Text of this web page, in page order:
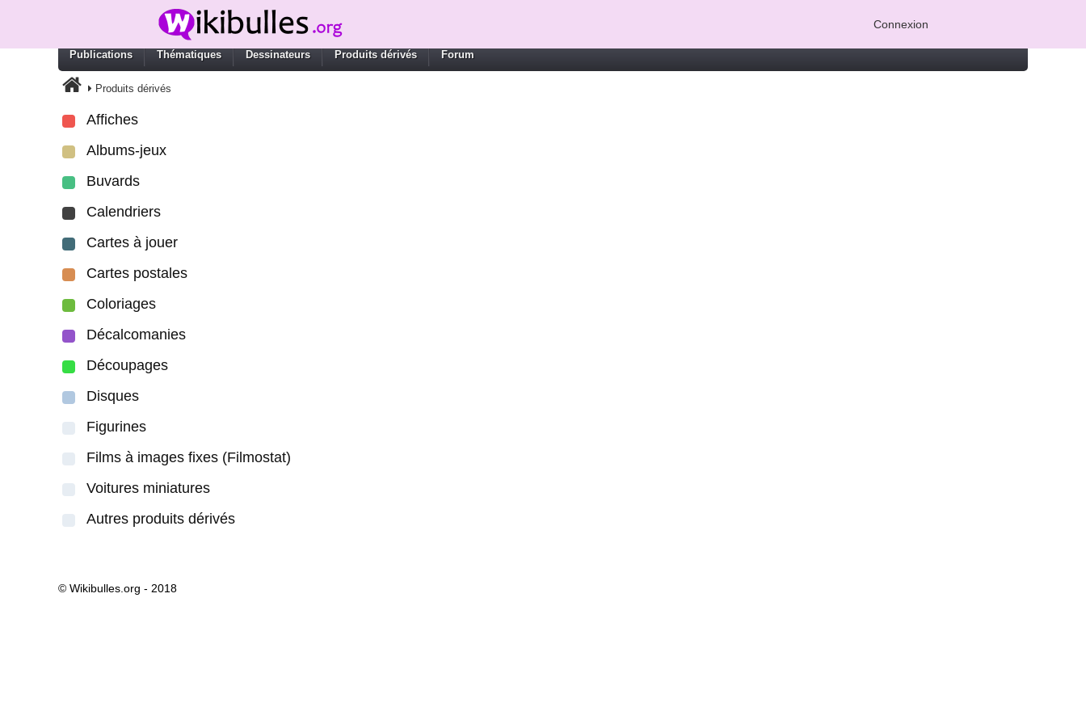
Connexion
Publications Thématiques Dessinateurs Produits dérivés Forum
Produits dérivés
Affiches
Albums-jeux
Buvards
Calendriers
Cartes à jouer
Cartes postales
Coloriages
Décalcomanies
Découpages
Disques
Figurines
Films à images fixes (Filmostat)
Voitures miniatures
Autres produits dérivés
© Wikibulles.org - 2018